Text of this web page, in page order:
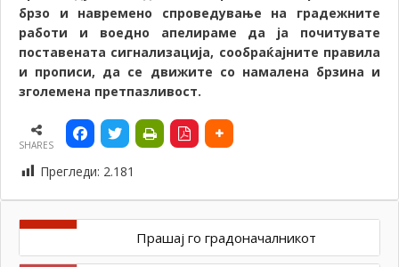
брзо и навремено спроведување на градежните
работи и воедно апелираме да ја почитувате
поставената сигнализација, сообраќајните правила
и прописи, да се движите со намалена брзина и
зголемена претпазливост.
SHARES
Прегледи: 2.181
Прашај го градоначалникот